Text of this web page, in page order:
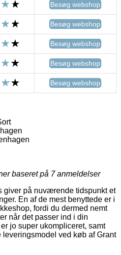
Besøg webshop
Besøg webshop
Besøg webshop
Besøg webshop
Besøg webshop
baseret på 7anmeldelser
giver på nuværende tidspunkt et
En af de mest benyttede er i
fordi du dermed nemt
når det passer ind i din
jo super ukompliceret, samt
ved køb af Grant